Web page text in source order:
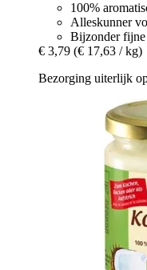
100%
Alleskunner
Bijzonder
€ 3,79 (€ 17,63 / kg)
Bezorging uiterlijk